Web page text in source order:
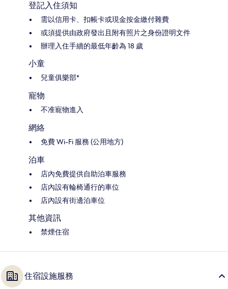
登記入住須知
需以信用卡、扣帳卡或現金按金繳付雜費
或須提供由政府發出且附有照片之身份證明文件
辦理入住手續的最低年齡為 18 歲
小童
兒童俱樂部*
寵物
不准寵物進入
網絡
免費 Wi-Fi 服務 (公用地方)
泊車
店內免費提供自助泊車服務
店內設有輪椅通行的車位
店內設有街邊泊車位
其他資訊
禁煙住宿
住宿設施服務